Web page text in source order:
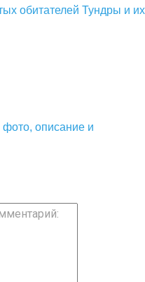
обитателей Тундры и их
описание и